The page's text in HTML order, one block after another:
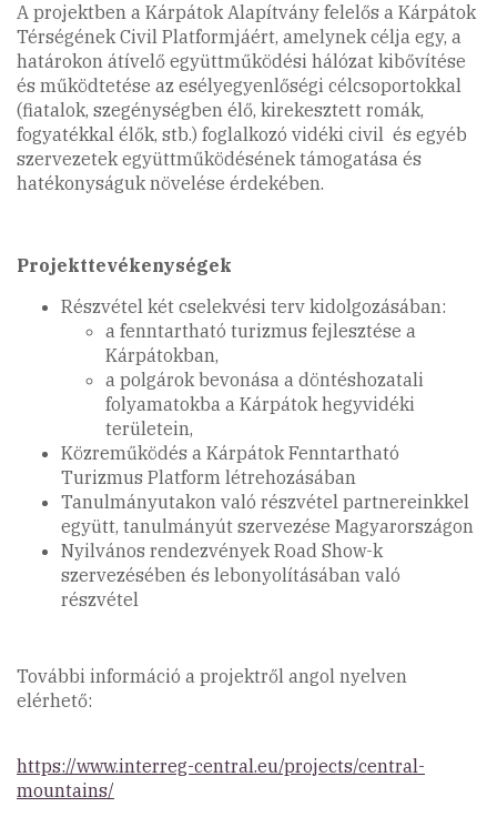
A projektben a Kárpátok Alapítvány felelős a Kárpátok
Térségének Civil Platformjáért, amelynek célja egy, a
határokon átívelő együttműködési hálózat kibővítése
és működtetése az esélyegyenlőségi célcsoportokkal
(fiatalok, szegénységben élő, kirekesztett romák,
fogyatékkal élők, stb.) foglalkozó vidéki civil és egyéb
szervezetek együttműködésének támogatása és
hatékonyságuk növelése érdekében.
Projekttevékenységek
Részvétel két cselekvési terv kidolgozásában:
a fenntartható turizmus fejlesztése a
Kárpátokban,
a polgárok bevonása a döntéshozatali
folyamatokba a Kárpátok hegyvidéki
területein,
Közreműködés a Kárpátok Fenntartható
Turizmus Platform létrehozásában
Tanulmányutakon való részvétel partnereinkkel
együtt, tanulmányút szervezése Magyarországon
Nyilvános rendezvények Road Show-k
szervezésében és lebonyolításában való
részvétel
További információ a projektről angol nyelven
elérhető:
https://www.interreg-central.eu/projects/central-
mountains/